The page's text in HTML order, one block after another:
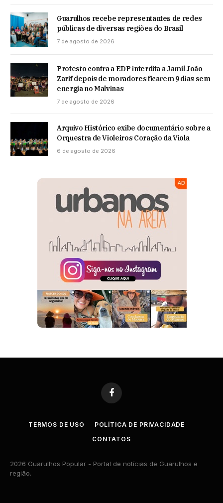
Guarulhos recebe representantes de redes
públicas de diversas regiões do Brasil
7 de agosto de 2026
Protesto contra a EDP interdita a Jamil João
Zarif depois de moradores ficarem 9 dias sem
energia no Malvinas
7 de agosto de 2026
Arquivo Histórico exibe documentário sobre a
Orquestra de Violeiros Coração da Viola
6 de agosto de 2026
Facebook
TERMOS DE USO
POLÍTICA DE PRIVACIDADE
CONTATOS
2026 Guarulhos Popular - Portal de notícias de Guarulhos e
região.